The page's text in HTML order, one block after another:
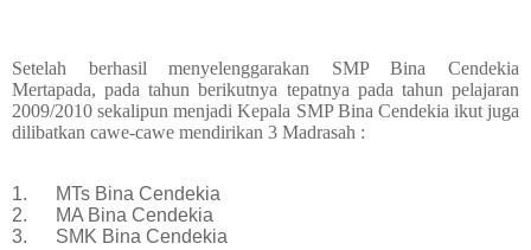
Setelah berhasil menyelenggarakan SMP Bina Cendekia
Mertapada, pada tahun berikutnya tepatnya pada tahun pelajaran
2009/2010 sekalipun menjadi Kepala SMP Bina Cendekia ikut juga
dilibatkan cawe-cawe mendirikan 3 Madrasah :
1.
MTs Bina Cendekia
2.
MA Bina Cendekia
3.
SMK Bina Cendekia